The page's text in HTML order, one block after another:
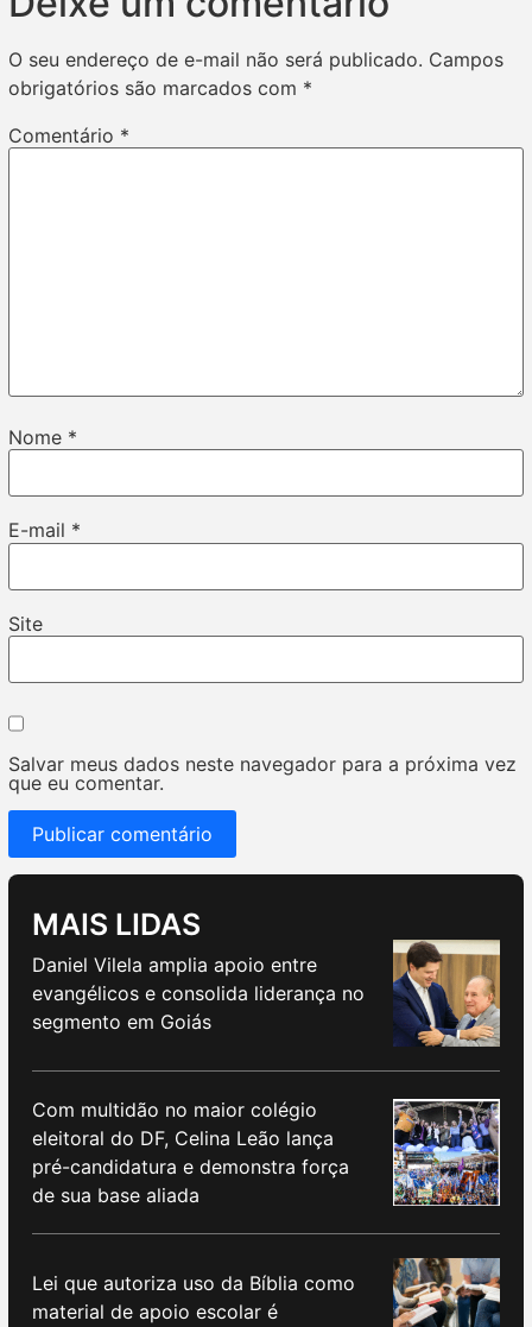
O seu endereço de e-mail não será publicado. Campos
obrigatórios são marcados com *
Comentário *
Nome *
E-mail *
Site
Salvar meus dados neste navegador para a próxima vez
que eu comentar.
MAIS LIDAS
Daniel Vilela amplia apoio entre
evangélicos e consolida liderança no
segmento em Goiás
Com multidão no maior colégio
eleitoral do DF, Celina Leão lança
pré-candidatura e demonstra força
de sua base aliada
Lei que autoriza uso da Bíblia como
material de apoio escolar é